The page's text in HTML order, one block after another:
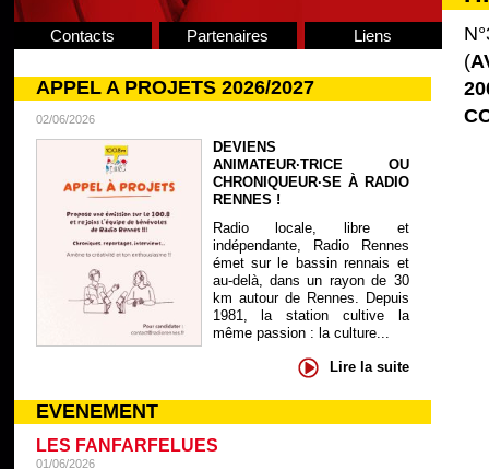
Contacts Partenaires Liens
APPEL A PROJETS 2026/2027
02/06/2026
DEVIENS
ANIMATEUR·TRICE OU
CHRONIQUEUR·SE À RADIO
RENNES !
Radio locale, libre et
indépendante, Radio Rennes
émet sur le bassin rennais et
au-delà, dans un rayon de 30
km autour de Rennes. Depuis
1981, la station cultive la
même passion : la culture...
Lire la suite
EVENEMENT
LES FANFARFELUES
01/06/2026
(